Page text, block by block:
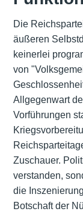
Die
äußeren
keinerlei
von
Allgegenwart
Vorführungen
Zuschauer.
verstanden,
die
Botschaft der